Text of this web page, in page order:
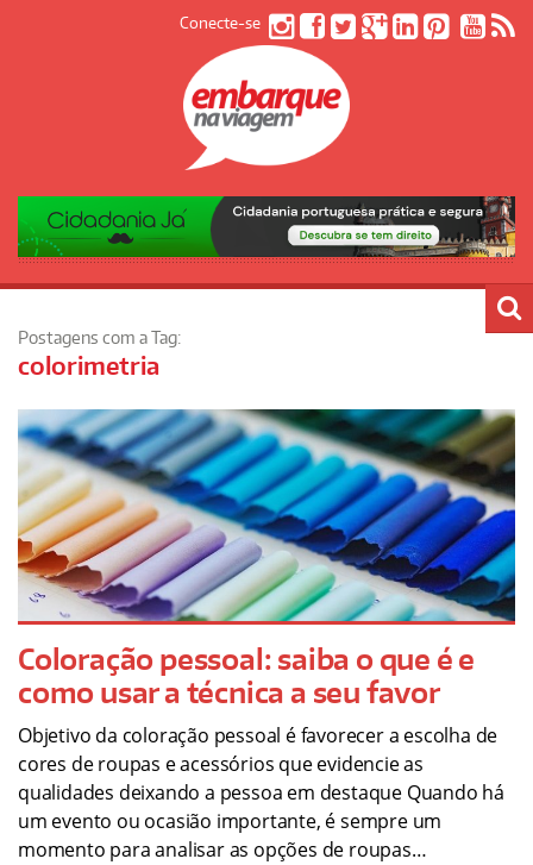
Conecte-se
Postagens com a Tag:
colorimetria
Coloração pessoal: saiba o que é e
como usar a técnica a seu favor
Objetivo da coloração pessoal é favorecer a escolha de
cores de roupas e acessórios que evidencie as
qualidades deixando a pessoa em destaque Quando há
um evento ou ocasião importante, é sempre um
momento para analisar as opções de roupas…